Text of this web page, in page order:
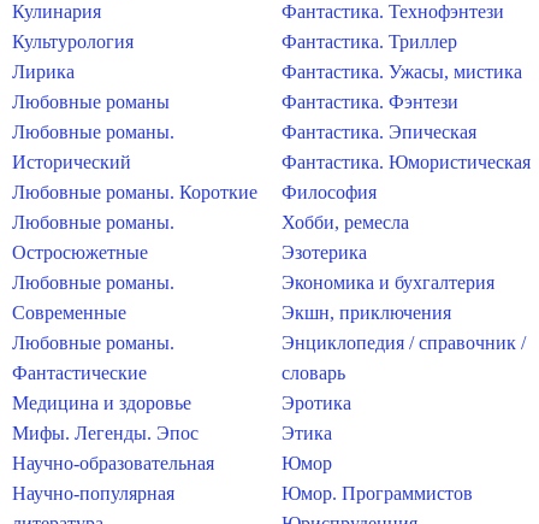
Кулинария
Культурология
Лирика
Любовные романы
Любовные романы.
Исторический
Любовные романы. Короткие
Любовные романы.
Остросюжетные
Любовные романы.
Современные
Любовные романы.
Фантастические
Медицина и здоровье
Мифы. Легенды. Эпос
Научно-образовательная
Научно-популярная
Фантастика. Технофэнтези
Фантастика. Триллер
Фантастика. Ужасы, мистика
Фантастика. Фэнтези
Фантастика. Эпическая
Фантастика. Юмористическая
Философия
Хобби, ремесла
Эзотерика
Экономика и бухгалтерия
Экшн, приключения
Энциклопедия / справочник /
словарь
Эротика
Этика
Юмор
Юмор. Программистов